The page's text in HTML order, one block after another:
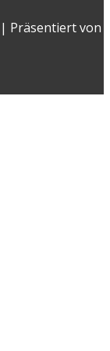
Präsentiert von